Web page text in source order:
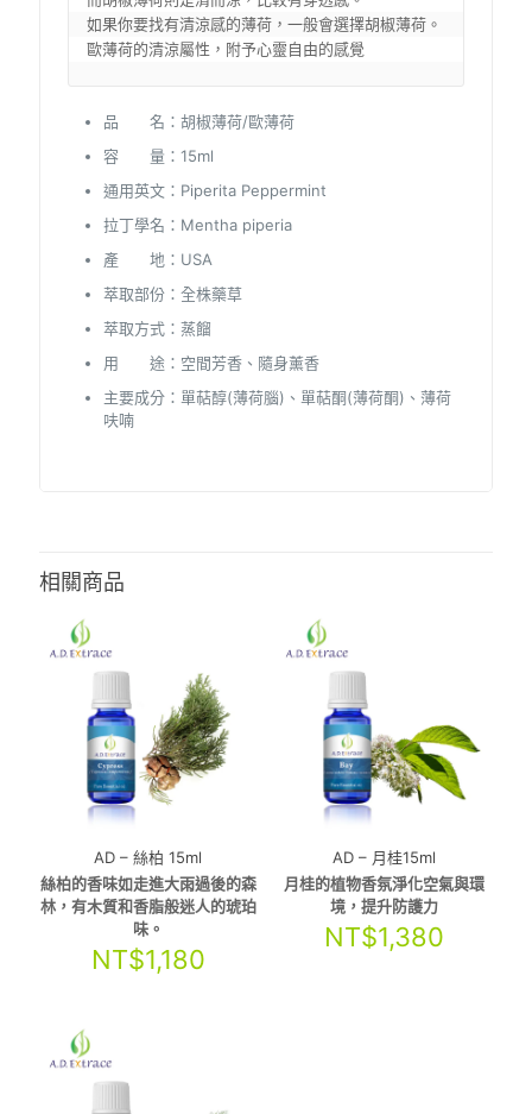
如果你要找有清涼感的薄荷，一般會選擇胡椒薄荷。
歐薄荷的清涼屬性，附予心靈自由的感覺
品 名：胡椒薄荷/歐薄荷
容 量：15ml
通用英文：Piperita Peppermint
拉丁學名：Mentha piperia
產 地：USA
萃取部份：全株藥草
萃取方式：蒸餾
用 途：空間芳香、隨身薰香
主要成分：單萜醇(薄荷腦)、單萜酮(薄荷酮)、薄荷
呋喃
相關商品
AD – 絲柏 15ml
絲柏的香味如走進大雨過後的森
林，有木質和香脂般迷人的琥珀
味。
NT$1,180
AD – 月桂15ml
月桂的植物香氛淨化空氣與環
境，提升防護力
NT$1,380